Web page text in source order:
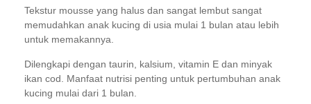
Tekstur mousse yang halus dan sangat lembut sangat
memudahkan anak kucing di usia mulai 1 bulan atau lebih
untuk memakannya.
Dilengkapi dengan taurin, kalsium, vitamin E dan minyak
ikan cod. Manfaat nutrisi penting untuk pertumbuhan anak
kucing mulai dari 1 bulan.